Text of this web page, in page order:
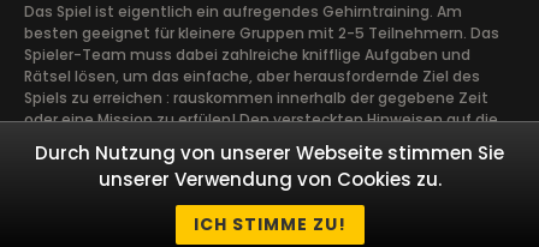
Das Spiel ist eigentlich ein aufregendes Gehirntraining. Am
besten geeignet für kleinere Gruppen mit 2-5 Teilnehmern. Das
Spieler-Team muss dabei zahlreiche knifflige Aufgaben und
Rätsel lösen, um das einfache, aber herausfordernde Ziel des
Spiels zu erreichen : rauskommen innerhalb der gegebene Zeit
oder eine Mission zu erfülen! Den versteckten Hinweisen auf die
Spur zu kommen, erfordert volle Konzentration sowie die Ideen
und Talente aller Spieler. Ein guter Zusammenhalt im Team ist
äußerst wichtig. Ein gemeinsames Abenteuer schafft Vertrauen
und Engagement zwischen den Spielern und kann Kollegen näher
Durch Nutzung von unserer Webseite stimmen Sie
unserer Verwendung von Cookies zu.
ICH STIMME ZU!